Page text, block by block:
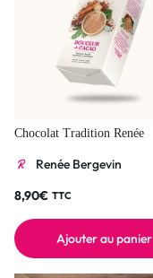
Chocolat Tradition Renée
Renée Bergevin
8,90€ TTC
Ajouter au panier